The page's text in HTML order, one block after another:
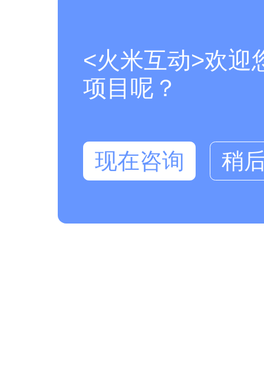
<火米互动>欢迎
项目呢？
现在咨询 稍